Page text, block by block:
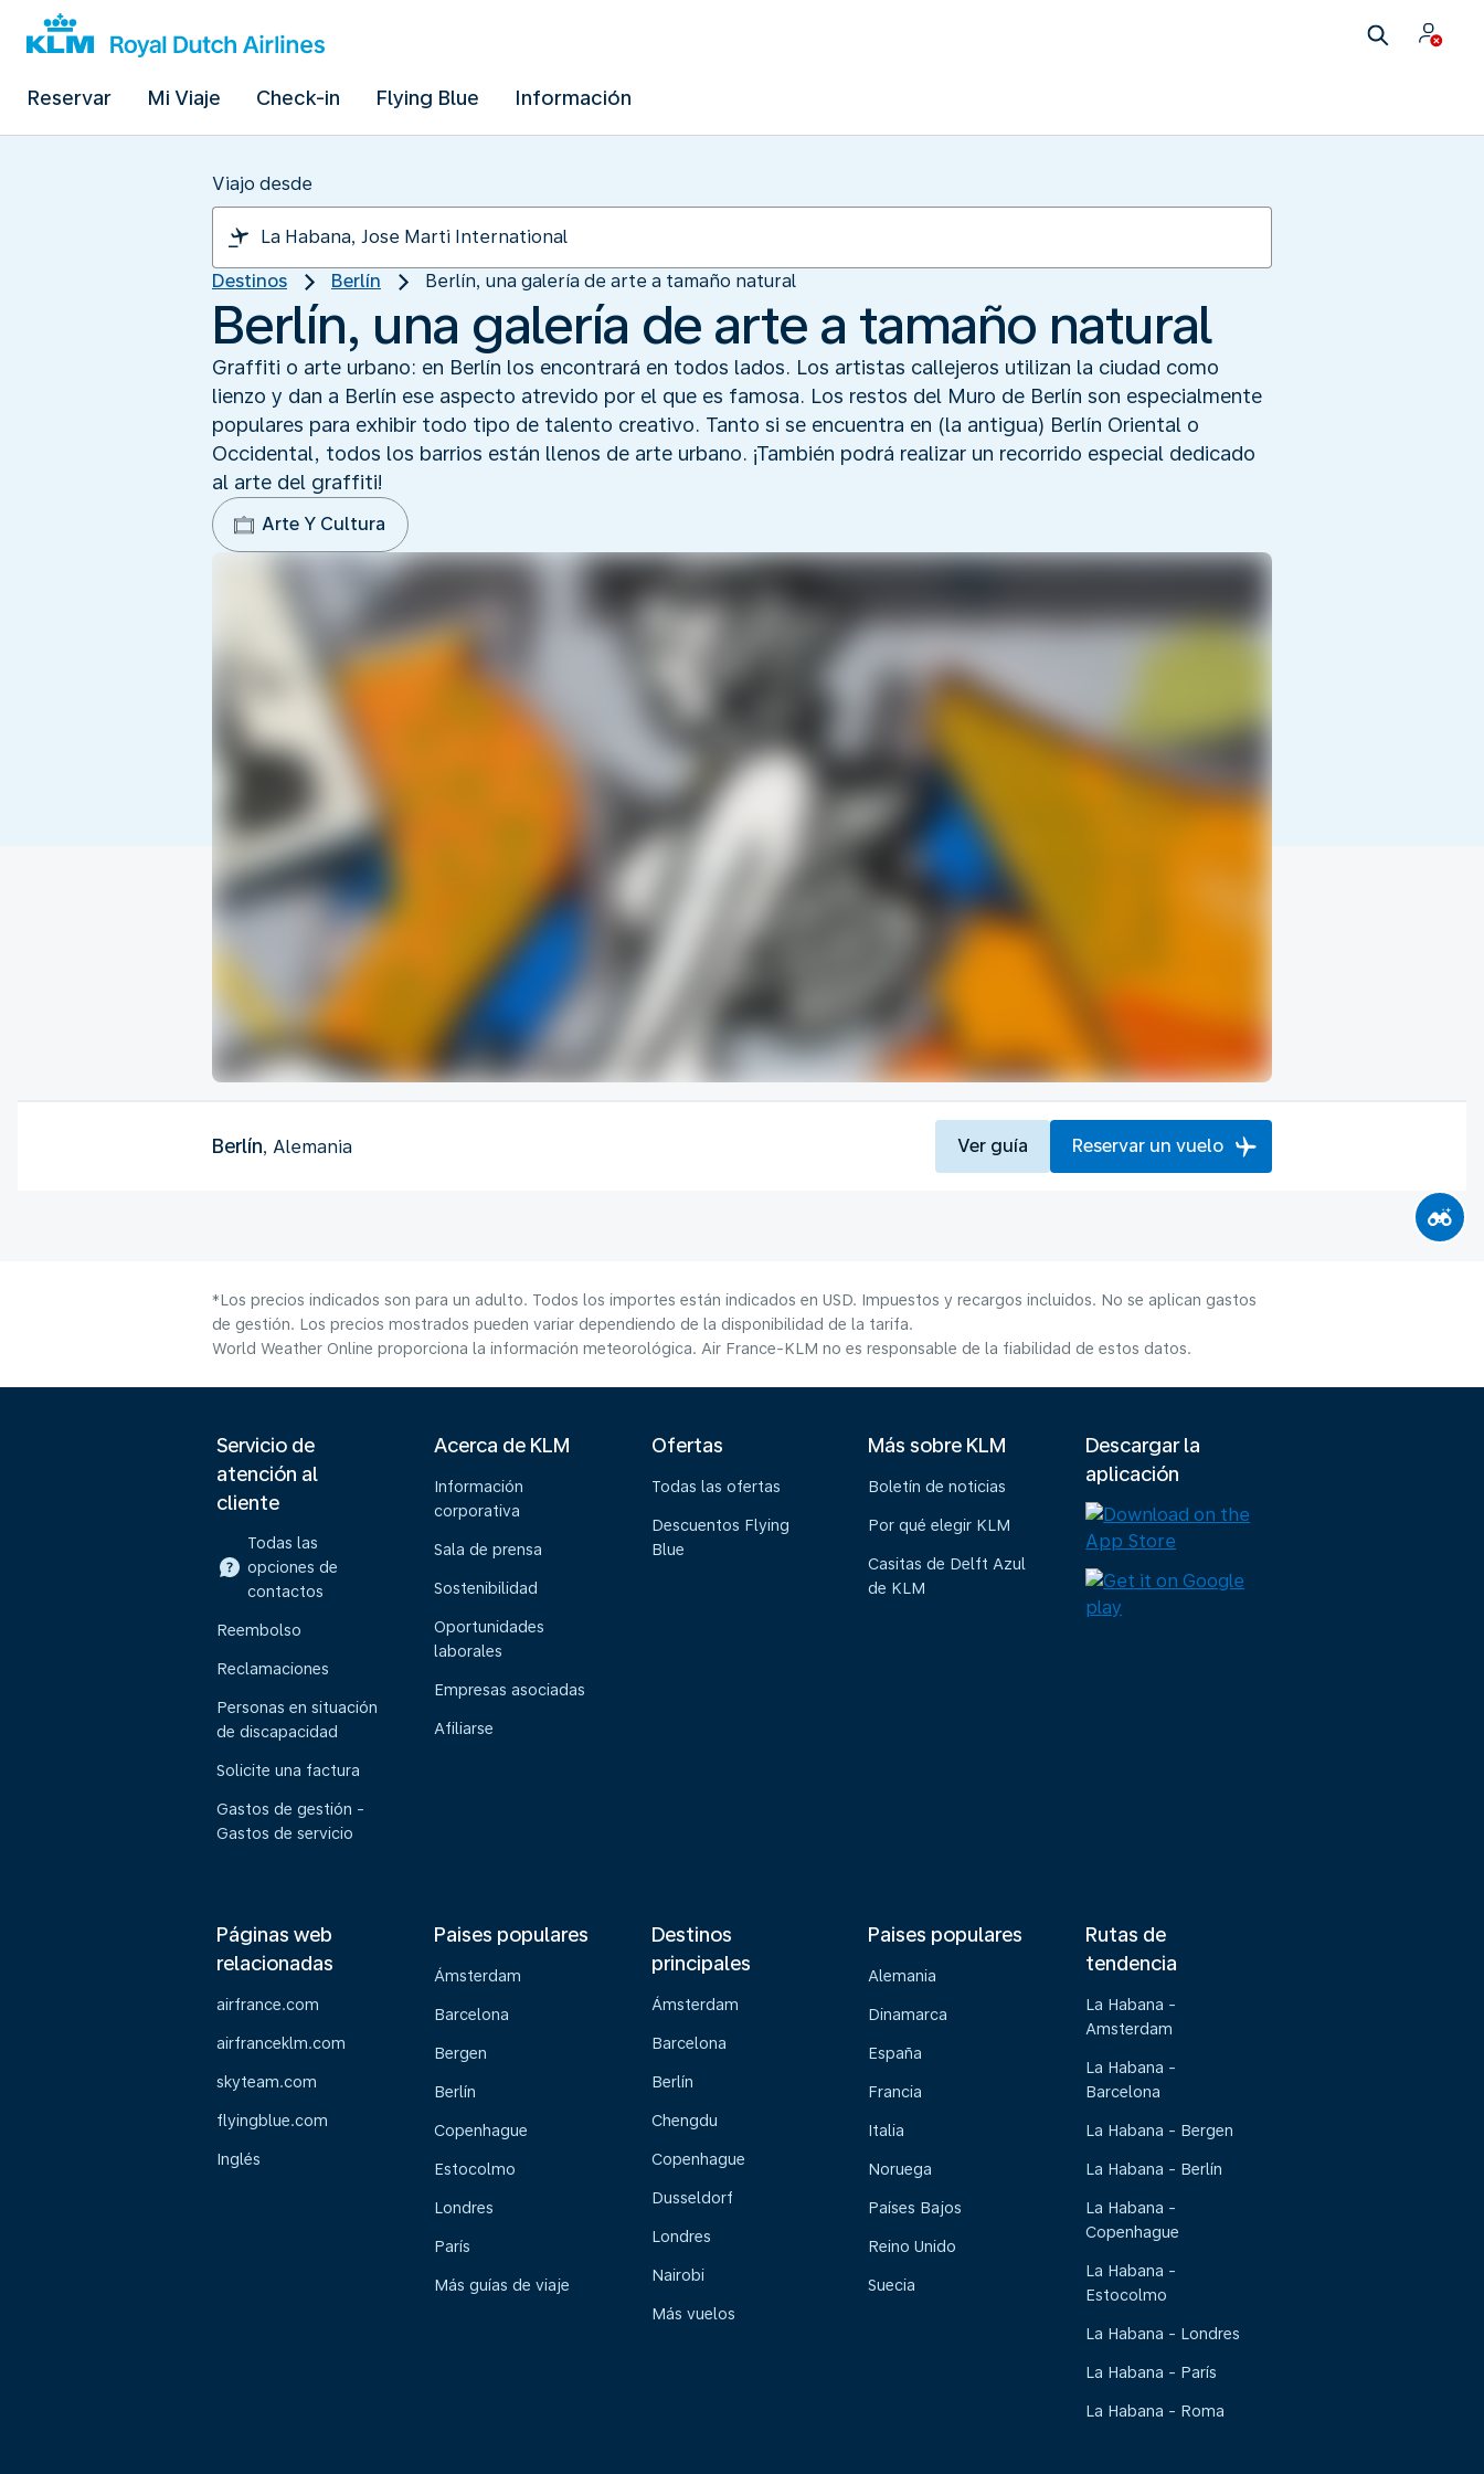
Reservar Mi Viaje Check-in Flying Blue Información
Viajo desde
Destinos Berlín Berlín, una galería de arte a tamaño natural
Berlín, una galería de arte a tamaño natural
Graffiti o arte urbano: en Berlín los encontrará en todos lados. Los artistas callejeros utilizan la ciudad como
lienzo y dan a Berlín ese aspecto atrevido por el que es famosa. Los restos del Muro de Berlín son especialmente
populares para exhibir todo tipo de talento creativo. Tanto si se encuentra en (la antigua) Berlín Oriental o
Occidental, todos los barrios están llenos de arte urbano. ¡También podrá realizar un recorrido especial dedicado
al arte del graffiti!
Arte Y Cultura
Berlín, Alemania Ver guía Reservar un vuelo
*Los precios indicados son para un adulto. Todos los importes están indicados en USD. Impuestos y recargos incluidos. No se aplican gastos
de gestión. Los precios mostrados pueden variar dependiendo de la disponibilidad de la tarifa.
World Weather Online proporciona la información meteorológica. Air France-KLM no es responsable de la fiabilidad de estos datos.
Servicio de
atención al
cliente
Todas las
opciones de
contactos
Reembolso
Reclamaciones
Personas en situación
de discapacidad
Solicite una factura
Gastos de gestión -
Gastos de servicio
Acerca de KLM
Información
corporativa
Sala de prensa
Sostenibilidad
Oportunidades
laborales
Empresas asociadas
Afiliarse
Ofertas
Todas las ofertas
Descuentos Flying
Blue
Más sobre KLM
Boletín de noticias
Por qué elegir KLM
Casitas de Delft Azul
de KLM
Descargar la
aplicación
Páginas web
relacionadas
airfrance.com
airfranceklm.com
skyteam.com
flyingblue.com
Inglés
Paises populares
Ámsterdam
Barcelona
Bergen
Berlín
Copenhague
Estocolmo
Londres
París
Más guías de viaje
Destinos
principales
Ámsterdam
Barcelona
Berlín
Chengdu
Copenhague
Dusseldorf
Londres
Nairobi
Más vuelos
Paises populares
Alemania
Dinamarca
España
Francia
Italia
Noruega
Países Bajos
Reino Unido
Suecia
Rutas de
tendencia
La Habana -
Amsterdam
La Habana -
Barcelona
La Habana - Bergen
La Habana - Berlín
La Habana -
Copenhague
La Habana -
Estocolmo
La Habana - Londres
La Habana - París
La Habana - Roma